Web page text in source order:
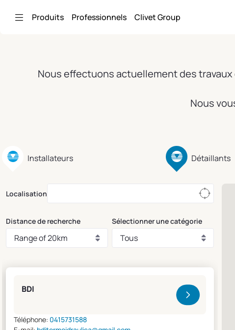
Produits Professionnels Clivet Group
Nous effectuons actuellement des
Nous
Installateurs Détaillants
Localisation
Distance de recherche Sélectionner une catégorie
BDI
Téléphone: 0415731588